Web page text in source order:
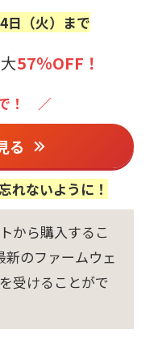
日（火）まで
57％OFF！
！ ／
る
れないように！
から購入するこ
新のファームウェ
受けることがで